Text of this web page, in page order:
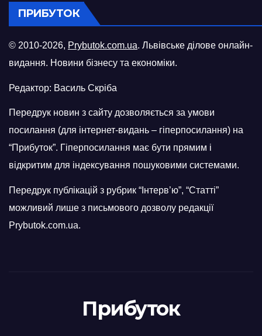
ПРИБУТОК
© 2010-2026, Prybutok.com.ua. Львівське ділове онлайн-
видання. Новини бізнесу та економіки.
Редактор: Василь Скріба
Передрук новин з сайту дозволяється за умови
посилання (для інтернет-видань – гіперпосилання) на
“Прибуток”. Гіперпосилання має бути прямим і
відкритим для індексування пошуковими системами.
Передрук публікацій з рубрик “Інтерв’ю”, “Статті”
можливий лише з письмового дозволу редакції
Prybutok.com.ua.
Прибуток